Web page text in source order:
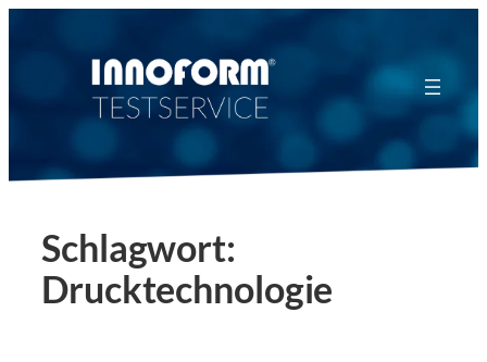
Schlagwort:
Drucktechnologie